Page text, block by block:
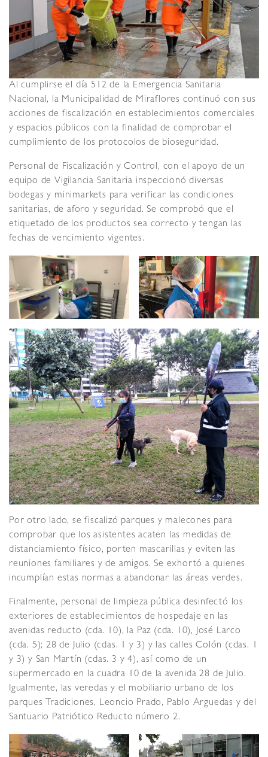
Al cumplirse el día 512 de la Emergencia Sanitaria
Nacional, la Municipalidad de Miraflores continuó con sus
acciones de fiscalización en establecimientos comerciales
y espacios públicos con la finalidad de comprobar el
cumplimiento de los protocolos de bioseguridad.
Personal de Fiscalización y Control, con el apoyo de un
equipo de Vigilancia Sanitaria inspeccionó diversas
bodegas y minimarkets para verificar las condiciones
sanitarias, de aforo y seguridad. Se comprobó que el
etiquetado de los productos sea correcto y tengan las
fechas de vencimiento vigentes.
Por otro lado, se fiscalizó parques y malecones para
comprobar que los asistentes acaten las medidas de
distanciamiento físico, porten mascarillas y eviten las
reuniones familiares y de amigos. Se exhortó a quienes
incumplían estas normas a abandonar las áreas verdes.
Finalmente, personal de limpieza pública desinfectó los
exteriores de establecimientos de hospedaje en las
avenidas reducto (cda. 10), la Paz (cda. 10), José Larco
(cda. 5); 28 de Julio (cdas. 1 y 3) y las calles Colón (cdas. 1
y 3) y San Martín (cdas. 3 y 4), así como de un
supermercado en la cuadra 10 de la avenida 28 de Julio.
Igualmente, las veredas y el mobiliario urbano de los
parques Tradiciones, Leoncio Prado, Pablo Arguedas y del
Santuario Patriótico Reducto número 2.